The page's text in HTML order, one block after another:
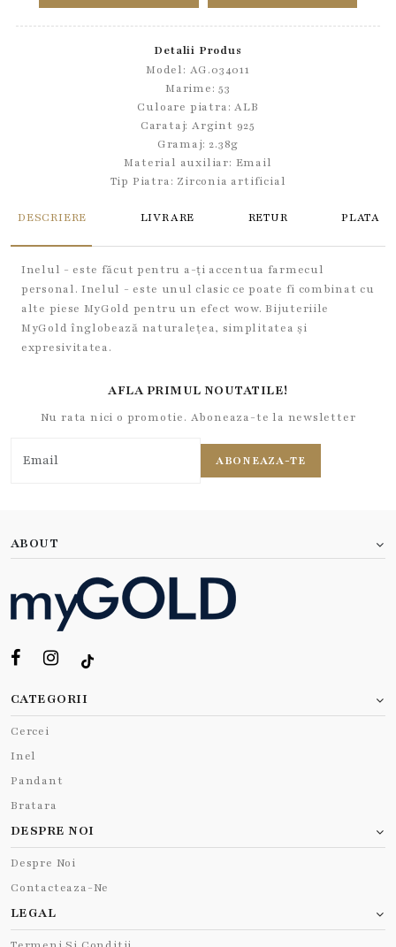
Detalii Produs
Model: AG.034011
Marime: 53
Culoare piatra: ALB
Carataj: Argint 925
Gramaj: 2.38g
Material auxiliar: Email
Tip Piatra: Zirconia artificial
DESCRIERE LIVRARE RETUR PLATA
Inelul - este făcut pentru a-ți accentua farmecul
personal. Inelul - este unul clasic ce poate fi combinat cu
alte piese MyGold pentru un efect wow. Bijuteriile
MyGold înglobează naturalețea, simplitatea și
expresivitatea.
AFLA PRIMUL NOUTATILE!
Nu rata nici o promotie. Aboneaza-te la newsletter
ABONEAZA-TE
ABOUT
CATEGORII
Cercei
Inel
Pandant
Bratara
DESPRE NOI
Despre Noi
Contacteaza-Ne
LEGAL